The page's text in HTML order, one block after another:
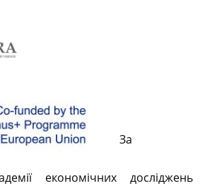
За
економічних досліджень